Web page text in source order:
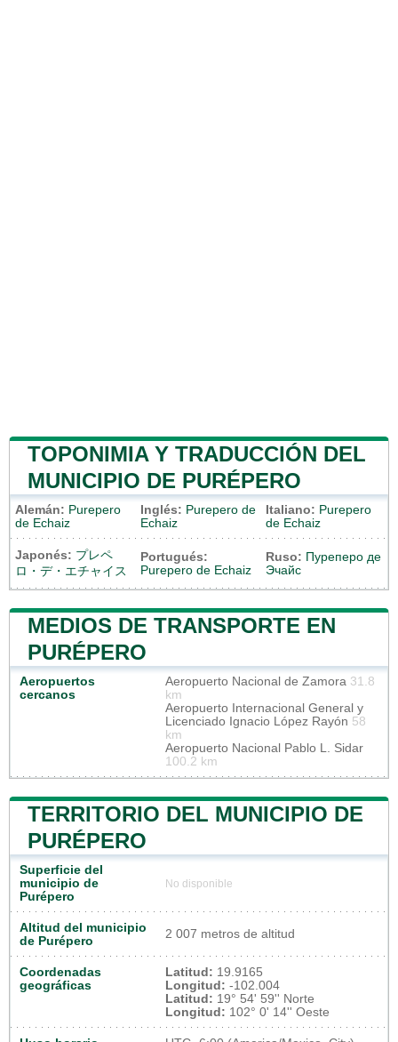
TOPONIMIA Y TRADUCCIÓN DEL
MUNICIPIO DE PURÉPERO
Alemán: Purepero
de Echaiz
Inglés: Purepero de
Echaiz
Italiano: Purepero
de Echaiz
Japonés: プレペ
ロ・デ・エチャイス
Portugués:
Purepero de Echaiz
Ruso: Пуреперо де
Эчайс
MEDIOS DE TRANSPORTE EN
PURÉPERO
Aeropuertos
cercanos
Aeropuerto Nacional de Zamora 31.8
km
Aeropuerto Internacional General y
Licenciado Ignacio López Rayón 58
km
Aeropuerto Nacional Pablo L. Sidar
100.2 km
TERRITORIO DEL MUNICIPIO DE
PURÉPERO
Superficie del
municipio de
Purépero
No disponible
Altitud del municipio
de Purépero
2 007 metros de altitud
Coordenadas
geográficas
Latitud: 19.9165
Longitud: -102.004
Latitud: 19° 54' 59'' Norte
Longitud: 102° 0' 14'' Oeste